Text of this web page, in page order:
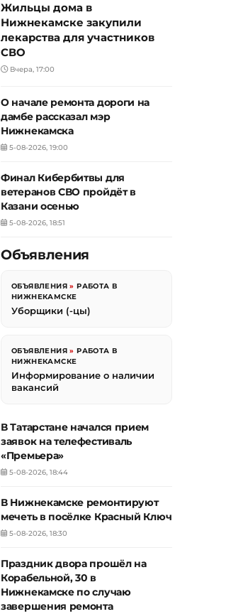
Жильцы дома в
Нижнекамске закупили
лекарства для участников
СВО
Вчера, 17:00
О начале ремонта дороги на
дамбе рассказал мэр
Нижнекамска
5-08-2026, 19:00
Финал Кибербитвы для
ветеранов СВО пройдёт в
Казани осенью
5-08-2026, 18:51
Объявления
ОБЪЯВЛЕНИЯ »РАБОТА В
НИЖНЕКАМСКЕ
Уборщики (-цы)
ОБЪЯВЛЕНИЯ »РАБОТА В
НИЖНЕКАМСКЕ
Информирование о наличии
вакансий
В Татарстане начался прием
заявок на телефестиваль
«Премьера»
5-08-2026, 18:44
В Нижнекамске ремонтируют
мечеть в посёлке Красный Ключ
5-08-2026, 18:30
Праздник двора прошёл на
Корабельной, 30 в
Нижнекамске по случаю
завершения ремонта